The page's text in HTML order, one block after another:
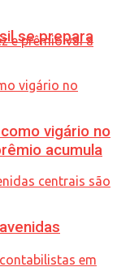
acumula
se prepara
vigário no